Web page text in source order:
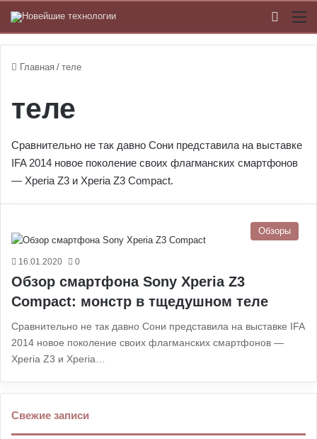
Главная / теле
теле
Сравнительно не так давно Сони представила на выставке
IFA 2014 новое поколение своих флагманских смартфонов
— Xperia Z3 и Xperia Z3 Compact.
Обзоры
16.01.2020 0
Обзор смартфона Sony Xperia Z3
Compact: монстр в тщедушном теле
Сравнительно не так давно Сони представила на выставке IFA
2014 новое поколение своих флагманских смартфонов —
Xperia Z3 и Xperia…
Свежие записи